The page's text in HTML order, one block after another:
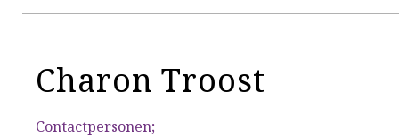
Charon Troost
Contactpersonen;